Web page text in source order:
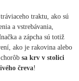
traktu, ako sú
a vstrebávania,
a zápcha sú totiž
ako je rakovina alebo
chorôbsa krv v stolici
čreva!